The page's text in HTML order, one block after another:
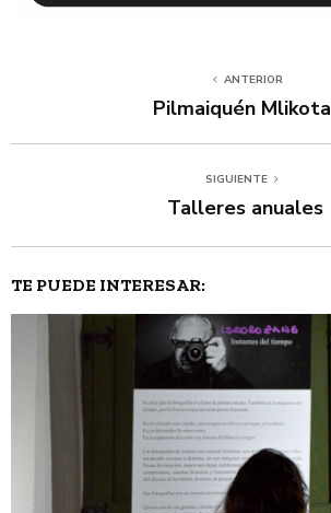
ANTERIOR
Pilmaiquén Mlikota
SIGUIENTE
Talleres anuales
TE PUEDE INTERESAR: